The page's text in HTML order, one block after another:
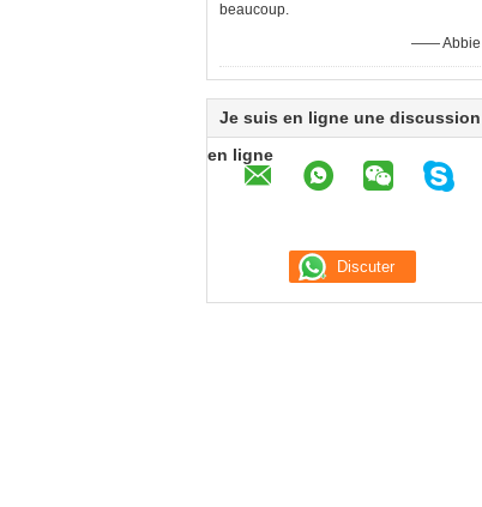
beaucoup.
—— Abbie
Je suis en ligne une discussion
en ligne